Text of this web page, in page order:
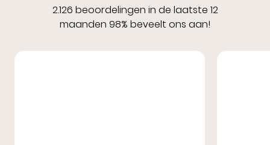
2.126 beoordelingen in de laatste 12
maanden 98% beveelt ons aan!